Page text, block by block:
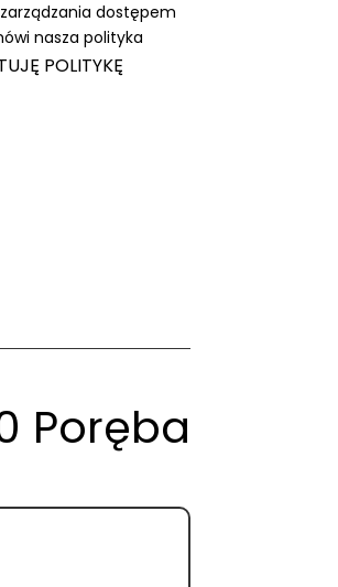
dostępem
nasza polityka
POLITYKĘ
Poręba